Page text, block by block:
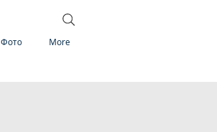
Фото More